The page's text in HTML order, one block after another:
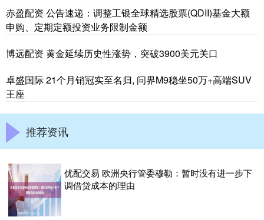
赤盈配资 公告速递：调整工银全球精选股票(QDII)基金大额
申购、定期定额投资业务限制金额
博远配资 黄金延续历史性涨势，突破3900美元关口
卓盛国际 21个月销冠实至名归, 问界M9稳坐50万+高端SUV
王座
推荐资讯
优配交易 欧洲央行管委穆勒：暂时没有进一步下
调借贷成本的理由